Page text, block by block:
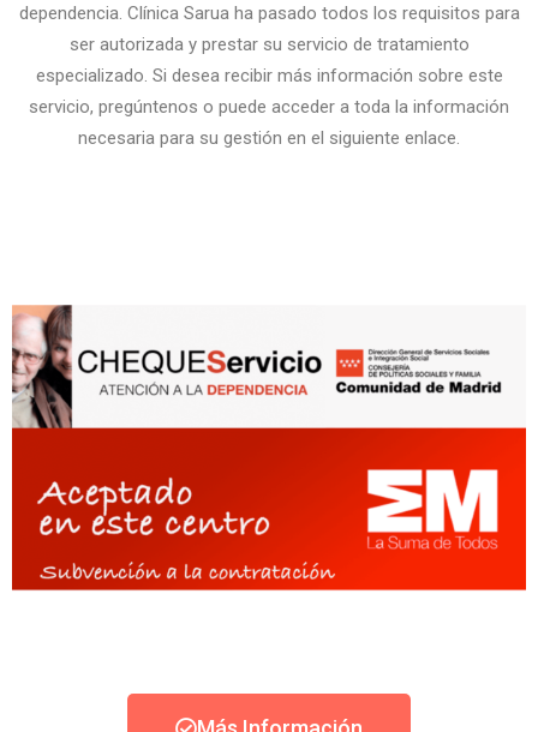
dependencia. Clínica Sarua ha pasado todos los requisitos para
ser autorizada y prestar su servicio de tratamiento
especializado. Si desea recibir más información sobre este
servicio, pregúntenos o puede acceder a toda la información
necesaria para su gestión en el siguiente enlace.